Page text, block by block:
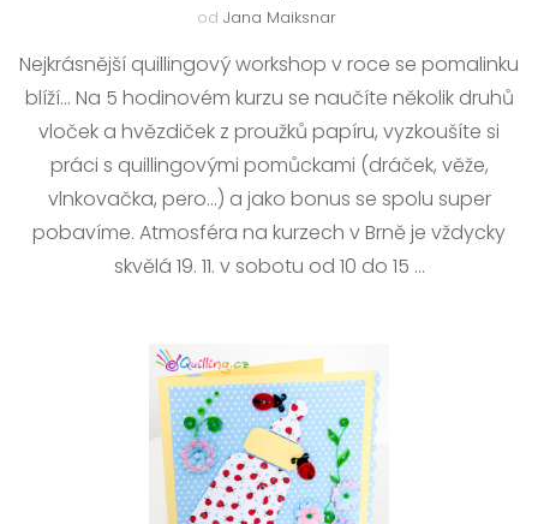
od Jana Maiksnar
Nejkrásnější quillingový workshop v roce se pomalinku
blíží… Na 5 hodinovém kurzu se naučíte několik druhů
vloček a hvězdiček z proužků papíru, vyzkoušíte si
práci s quillingovými pomůckami (dráček, věže,
vlnkovačka, pero…) a jako bonus se spolu super
pobavíme. Atmosféra na kurzech v Brně je vždycky
skvělá 19. 11. v sobotu od 10 do 15 …